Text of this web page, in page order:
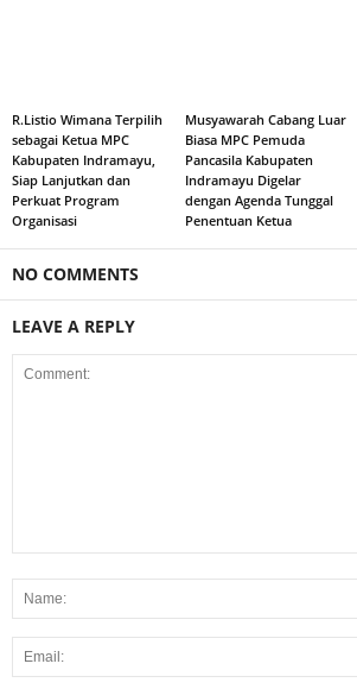
R.Listio Wimana Terpilih
sebagai Ketua MPC
Kabupaten Indramayu,
Siap Lanjutkan dan
Perkuat Program
Organisasi
Musyawarah Cabang Luar
Biasa MPC Pemuda
Pancasila Kabupaten
Indramayu Digelar
dengan Agenda Tunggal
Penentuan Ketua
NO COMMENTS
LEAVE A REPLY